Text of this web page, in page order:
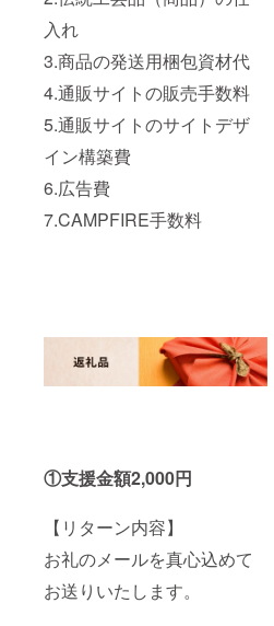
入れ
3.商品の発送用梱包資材代
4.通販サイトの販売手数料
5.通販サイトのサイトデザ
イン構築費
6.広告費
7.CAMPFIRE手数料
①支援金額2,000円
【リターン内容】
お礼のメールを真心込めて
お送りいたします。